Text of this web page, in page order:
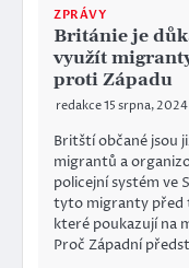
ZPRÁVY
Británie je
využít
proti Západu
redakce15 srpna, 2024
Britští občané jsou
migrantů a
policejní systém ve
tyto migranty před
které poukazují na
Proč Západní